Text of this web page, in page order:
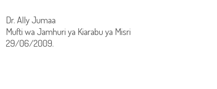
Dr. Ally Jumaa
Mufti wa Jamhuri ya Kiarabu ya Misri
29/06/2009.